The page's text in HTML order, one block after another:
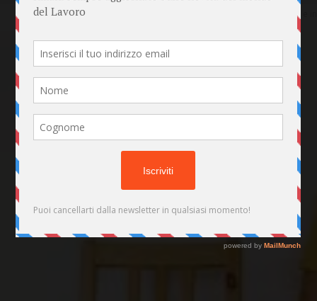
Home Jobs Act Reiterazione del patto di prova: ammissibilità e